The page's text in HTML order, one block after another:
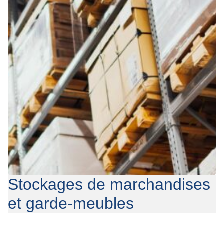
Qui sommes-nous
FAQ
Contact
Stockages de marchandises
et garde-meubles